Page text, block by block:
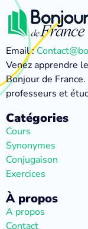
Email :
Venez apprendre
Bonjour de
professeurs et
Catégories
Cours
Synonymes
Conjugaison
Exercices
À propos
A propos
Contact